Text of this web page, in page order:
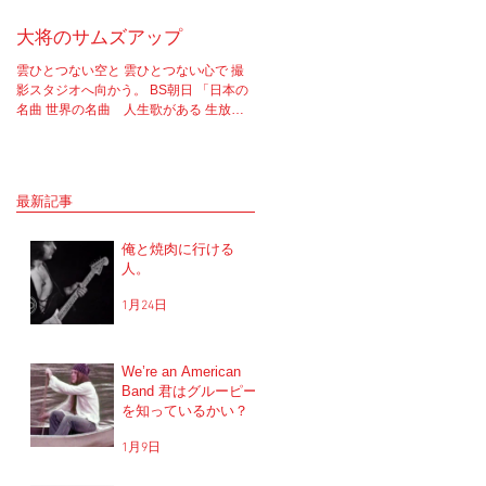
大将のサムズアップ
雲ひとつない空と 雲ひとつない心で 撮
影スタジオへ向かう。 BS朝日 「日本の
名曲 世界の名曲 人生歌がある 生放送 5
最新記事
俺と焼肉に行ける
人。
1月24日
We’re an American
Band 君はグルーピー
を知っているかい？
1月9日